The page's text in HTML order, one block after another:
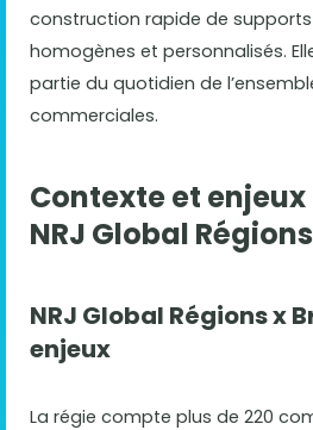
construction rapide de
homogènes et personnalisés.
partie du quotidien de
commerciales.
Contexte et
NRJ Global
NRJ Global Régions x
enjeux
La régie compte plus de 220